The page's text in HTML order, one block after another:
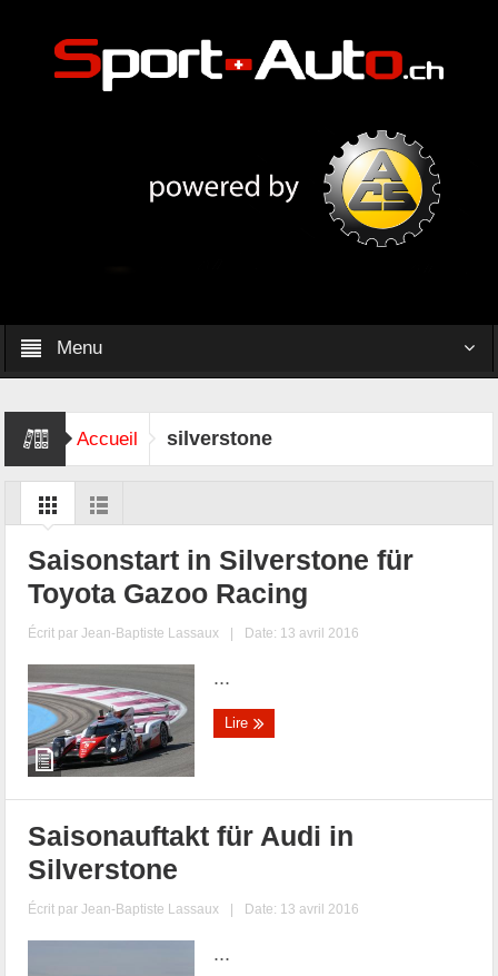
Menu
Accueil silverstone
Saisonstart in Silverstone für
Toyota Gazoo Racing
Écrit parJean-Baptiste Lassaux | Date: 13 avril 2016
...
Lire
Saisonauftakt für Audi in
Silverstone
Écrit parJean-Baptiste Lassaux | Date: 13 avril 2016
...